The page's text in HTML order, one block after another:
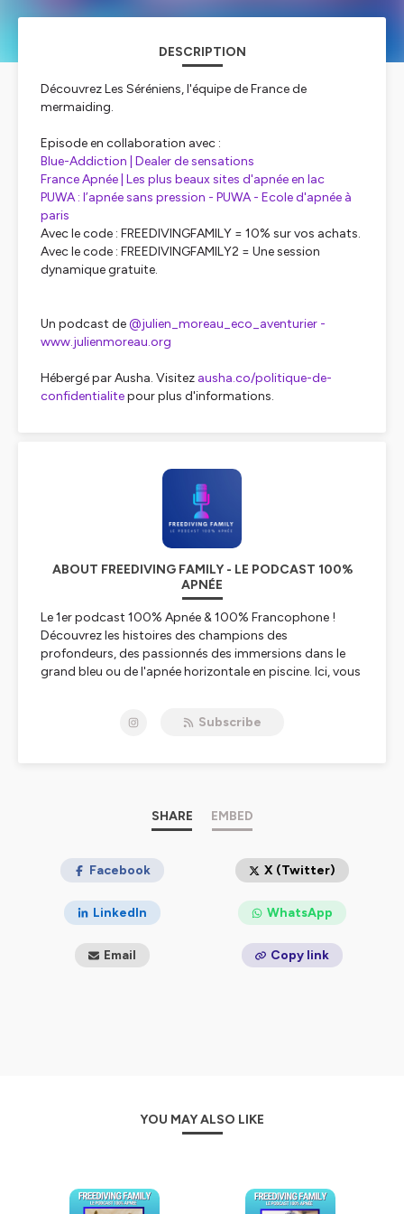
DESCRIPTION
Découvrez Les Séréniens, l'équipe de France de
mermaiding.
Episode en collaboration avec :
Blue-Addiction | Dealer de sensations
France Apnée | Les plus beaux sites d'apnée en lac
PUWA : l’apnée sans pression - PUWA - Ecole d'apnée à
paris
Avec le code : FREEDIVINGFAMILY = 10% sur vos achats.
Avec le code : FREEDIVINGFAMILY2 = Une session
dynamique gratuite.
Un podcast de@julien_moreau_eco_aventurier -
www.julienmoreau.org
Hébergé par Ausha. Visitez ausha.co/politique-de-
confidentialitepour plus d'informations.
ABOUT FREEDIVING FAMILY - LE PODCAST 100%
APNÉE
Le 1er podcast 100% Apnée & 100% Francophone !
Découvrez les histoires des champions des
profondeurs, des passionnés des immersions dans le
grand bleu ou de l'apnée horizontale en piscine. Ici, vous
Hébergé par Ausha. Visitez
ausha.co/politique-de-
Subscribe
SHARE EMBED
Facebook X (Twitter)
LinkedIn WhatsApp
Email Copy link
YOU MAY ALSO LIKE